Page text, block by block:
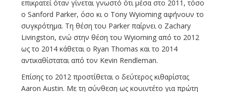
επικρατεί όταν γίνεται γνωστό ότι μέσα στο 2011, τόσο
ο Sanford Parker, όσο κι ο Tony Wyioming αφήνουν το
συγκρότημα. Τη θέση του Parker παίρνει ο Zachary
Livingston, ενώ στην θέση του Wyioming από το 2012
ως το 2014 κάθεται ο Ryan Thomas και το 2014
αντικαθίσταται από τον Kevin Rendleman.
Επίσης το 2012 προστίθεται ο δεύτερος κιθαρίστας
Aaron Austin. Με τη σύνθεση ως κουιντέτο για πρώτη